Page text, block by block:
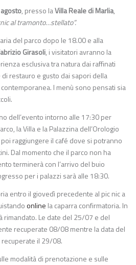
, presso laVilla Reale di Marlia,
al tramonto…stellato”.
del parco dopo le 18.00 e alla
Girasoli, i visitatori avranno la
esclusiva tra natura dai raffinati
restauro e gusto dai sapori della
I menù sono pensati sia
dell’evento intorno alle 17:30 per
la Villa e la Palazzina dell’Orologio
raggiungere il café dove si potranno
Dal momento che il parco non ha
terminerà con l’arrivo del buio
per i palazzi sarà alle 18:30.
entro il giovedì precedente al pic nic a
online la caparra confirmatoria. In
rimandato. Le date del 25/07 e del
recuperate 08/08 mentre la data del
il 29/08.
modalità di prenotazione e sulle